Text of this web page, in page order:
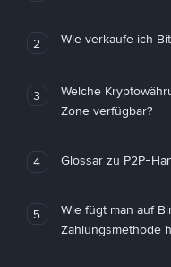
2 Wie verkaufe ich
3
Welche
Zone verfügbar?
4 Glossar zu P2P-
5
Wie fügt man auf
Zahlungsmethode